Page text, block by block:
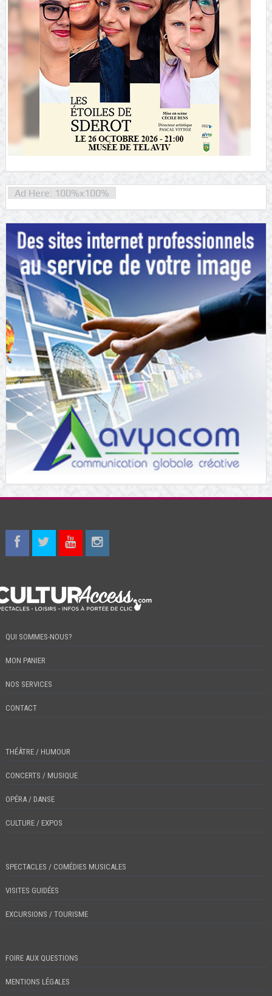
Ad Here: 100%x100%
QUI SOMMES-NOUS?
MON PANIER
NOS SERVICES
CONTACT
THÉÂTRE / HUMOUR
CONCERTS / MUSIQUE
OPÉRA / DANSE
CULTURE / EXPOS
SPECTACLES / COMÉDIES MUSICALES
VISITES GUIDÉES
EXCURSIONS / TOURISME
FOIRE AUX QUESTIONS
MENTIONS LÉGALES